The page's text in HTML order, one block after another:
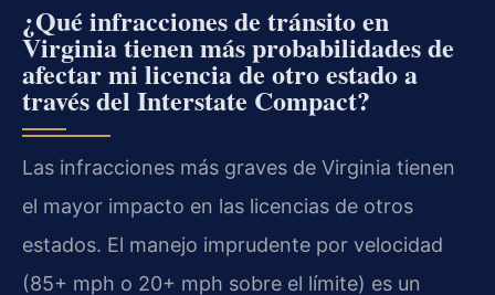
¿Qué infracciones de tránsito en
Virginia tienen más probabilidades de
afectar mi licencia de otro estado a
través del Interstate Compact?
Las infracciones más graves de Virginia tienen
el mayor impacto en las licencias de otros
estados. El manejo imprudente por velocidad
(85+ mph o 20+ mph sobre el límite) es un